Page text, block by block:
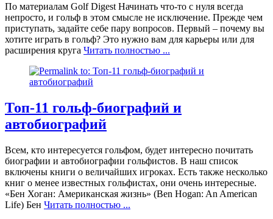
По материалам Golf Digest Начинать что-то с нуля всегда
непросто, и гольф в этом смысле не исключение. Прежде чем
приступать, задайте себе пару вопросов. Первый – почему вы
хотите играть в гольф? Это нужно вам для карьеры или для
расширения круга Читать полностью ...
Топ-11 гольф-биографий и
автобиографий
Всем, кто интересуется гольфом, будет интересно почитать
биографии и автобиографии гольфистов. В наш список
включены книги о величайших игроках. Есть также несколько
книг о менее известных гольфистах, они очень интересные.
«Бен Хоган: Американская жизнь» (Ben Hogan: An American
Life) Бен Читать полностью ...